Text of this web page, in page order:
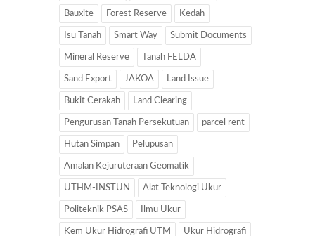
Bauxite Forest Reserve Kedah
Isu Tanah Smart Way Submit Documents
Mineral Reserve Tanah FELDA
Sand Export JAKOA Land Issue
Bukit Cerakah Land Clearing
Pengurusan Tanah Persekutuan parcel rent
Hutan Simpan Pelupusan
Amalan Kejuruteraan Geomatik
UTHM-INSTUN Alat Teknologi Ukur
Politeknik PSAS Ilmu Ukur
Kem Ukur Hidrografi UTM Ukur Hidrografi